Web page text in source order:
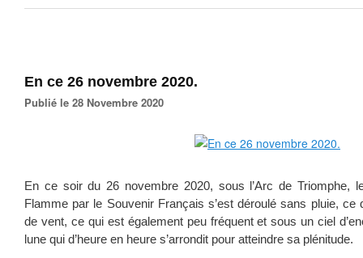
En ce 26 novembre 2020.
Publié le 28 Novembre 2020
En ce soir du 26 novembre 2020, sous l’Arc de Triomphe,
Flamme par le Souvenir Français s’est déroulé sans pluie,
de vent, ce qui est également peu fréquent et sous un ciel
lune qui d’heure en heure s’arrondit pour atteindre sa plénitude.